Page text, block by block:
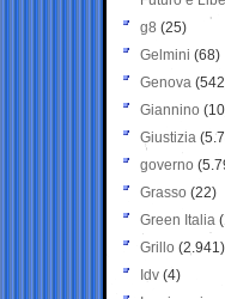
g8 (25)
Gelmini (68)
Genova
Giannino
Giustizia
governo
Grasso (22)
Green Italia
Grillo (2.941)
Idv (4)